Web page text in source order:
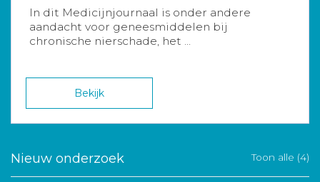
In dit Medicijnjournaal is onder andere
aandacht voor geneesmiddelen bij
chronische nierschade, het ...
Bekijk
Nieuw onderzoek Toon alle (4)